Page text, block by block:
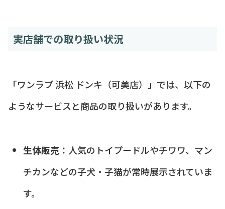
実店舗での取り扱い状況
「ワンラブ 浜松 ドンキ（可美店）」では、以下の
ようなサービスと商品の取り扱いがあります。
生体販売： 人気のトイプードルやチワワ、マン
チカンなどの子犬・子猫が常時展示されていま
す。